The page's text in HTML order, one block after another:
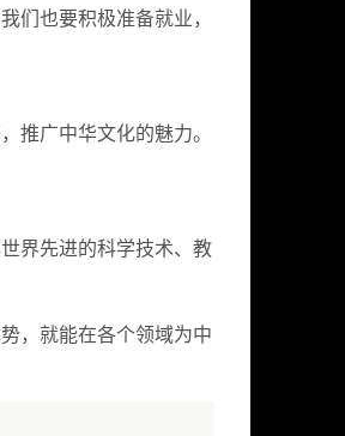
们也要积极准备就业，
推广中华文化的魅力。
界先进的科学技术、教
，就能在各个领域为中